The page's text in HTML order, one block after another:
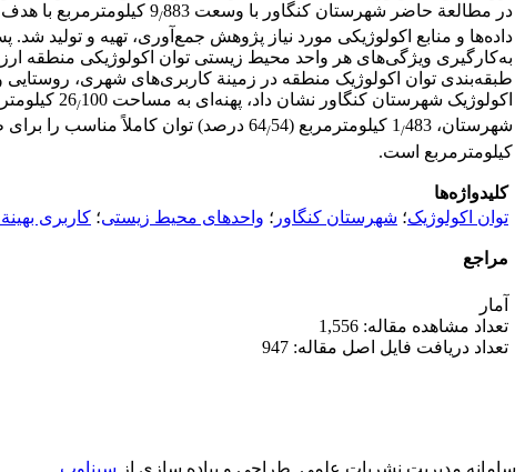
در مطالعة حاضر شهرستان کنگاور با وسعت 9
/
883 کیلومترمربع
داده‌ها و منابع اکولوژیکی مورد نیاز پژوهش جمع‌آوری، تهیه و
به‌کارگیری ویژگی‌های هر واحد محیط زیستی توان اکولوژیکی منطقه
اکولوژیک شهرستان کنگاور نشان داد، پهنه‌ای به مساحت 26
/100 کیلومترمربع (34
شهرستان، 1
/483 کیلومترمربع (64 /54 درصد) توان کاملاً مناسب را برای طبقة 2 دارد. با مقایسة نقشة کاربری موجود و بهینه مشخص شد، مساحت توسعة کاربری شهری در پهنه‌های نامناسب برابر با 5
کیلومترمربع است.
کلیدواژه‌ها
توان اکولوژیک؛ شهرستان کنگاور ؛ واحدهای محیط زیستی؛ کاربری
مراجع
آمار
تعداد مشاهده مقاله: 1,556
تعداد دریافت فایل اصل مقاله: 947
سامانه مدیریت نشریات علمی. طراحی و پیاده سازی از سیناوب